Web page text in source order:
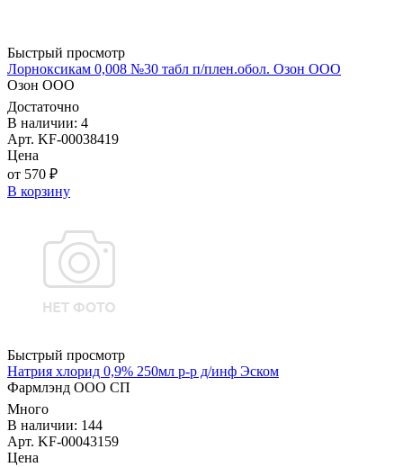
Быстрый просмотр
Лорноксикам 0,008 №30 табл п/плен.обол. Озон ООО
Озон ООО
Достаточно
В наличии: 4
Арт. KF-00038419
Цена
от 570 ₽
В корзину
Быстрый просмотр
Натрия хлорид 0,9% 250мл р-р д/инф Эском
Фармлэнд ООО СП
Много
В наличии: 144
Арт. KF-00043159
Цена